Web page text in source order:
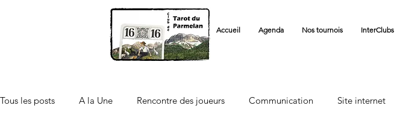
Accueil Agenda Nos tournois InterClubs
Tous les posts A la Une Rencontre des joueurs Communication Site internet